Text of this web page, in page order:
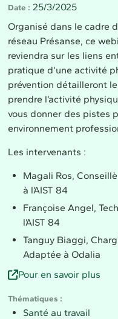
Date
25/3/2025
Organisé dans le cadre
réseau Présanse, ce
reviendra sur les liens
pratique d’une activité
prévention détailleront
prendre l’activité
vous donner des pistes
environnement
Les intervenants :
Magali Ros,
à l’AIST 84
Françoise Angel,
l’AIST 84
Tanguy Biaggi,
Adaptée à Odalia
Pour en savoir plus
Thématiques
Santé au travail